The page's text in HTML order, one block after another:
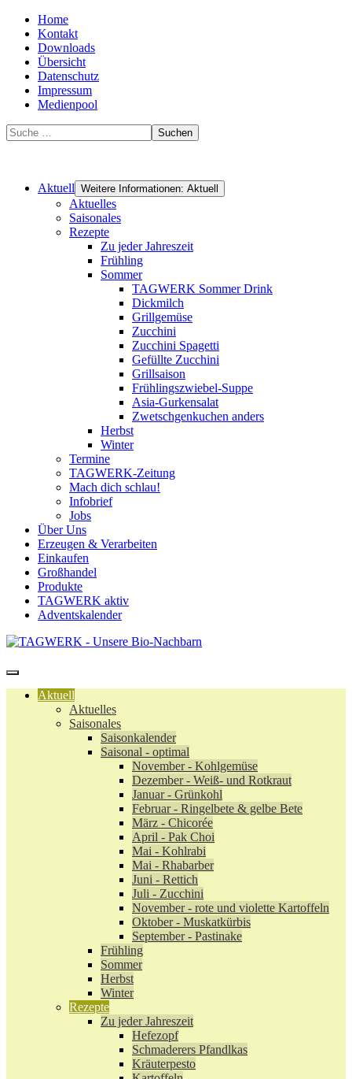
Home
Kontakt
Downloads
Übersicht
Datenschutz
Impressum
Medienpool
Suchen
Aktuell Weitere Informationen: Aktuell
Aktuelles
Saisonales
Rezepte
Zu jeder Jahreszeit
Frühling
Sommer
TAGWERK Sommer Drink
Dickmilch
Grillgemüse
Zucchini
Zucchini Spagetti
Gefüllte Zucchini
Grillsaison
Frühlingszwiebel-Suppe
Asia-Gurkensalat
Zwetschgenkuchen anders
Herbst
Winter
Termine
TAGWERK-Zeitung
Mach dich schlau!
Infobrief
Jobs
Über Uns
Erzeugen & Verarbeiten
Einkaufen
Großhandel
Produkte
TAGWERK aktiv
Adventskalender
Aktuell
Aktuelles
Saisonales
Saisonkalender
Saisonal - optimal
November - Kohlgemüse
Dezember - Weiß- und Rotkraut
Januar - Grünkohl
Februar - Ringelbete & gelbe Bete
März - Chicorée
April - Pak Choi
Mai - Kohlrabi
Mai - Rhabarber
Juni - Rettich
Juli - Zucchini
November - rote und violette Kartoffeln
Oktober - Muskatkürbis
September - Pastinake
Frühling
Sommer
Herbst
Winter
Rezepte
Zu jeder Jahreszeit
Hefezopf
Schmaderers Pfandlkas
Kräuterpesto